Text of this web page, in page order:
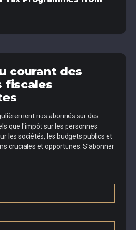
courant des
fiscales
nos abonnés sur des
que l'impôt sur les personnes
les sociétés, les budgets publics et
cruciales et opportunes. S'abonner